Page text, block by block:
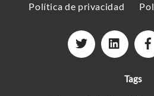
Política de privacidad
Tags